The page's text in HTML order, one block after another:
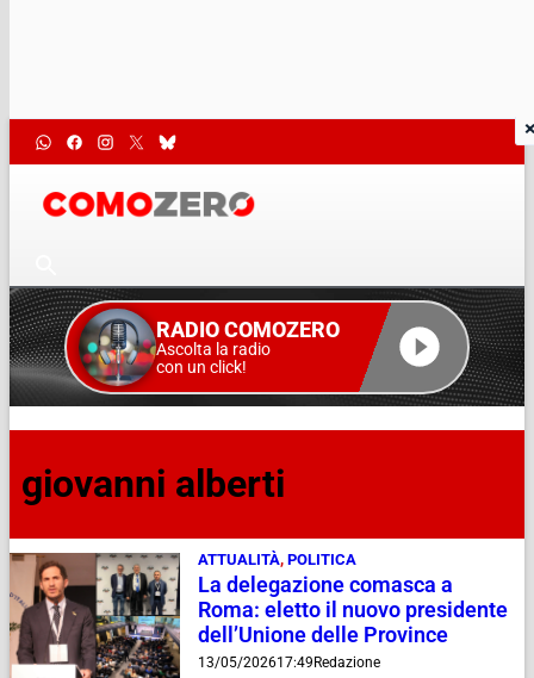
RADIO COMOZERO
Ascolta la radio
con un click!
giovanni alberti
ATTUALITÀ, POLITICA
La delegazione comasca a
Roma: eletto il nuovo presidente
dell’Unione delle Province
13/05/202617:49Redazione